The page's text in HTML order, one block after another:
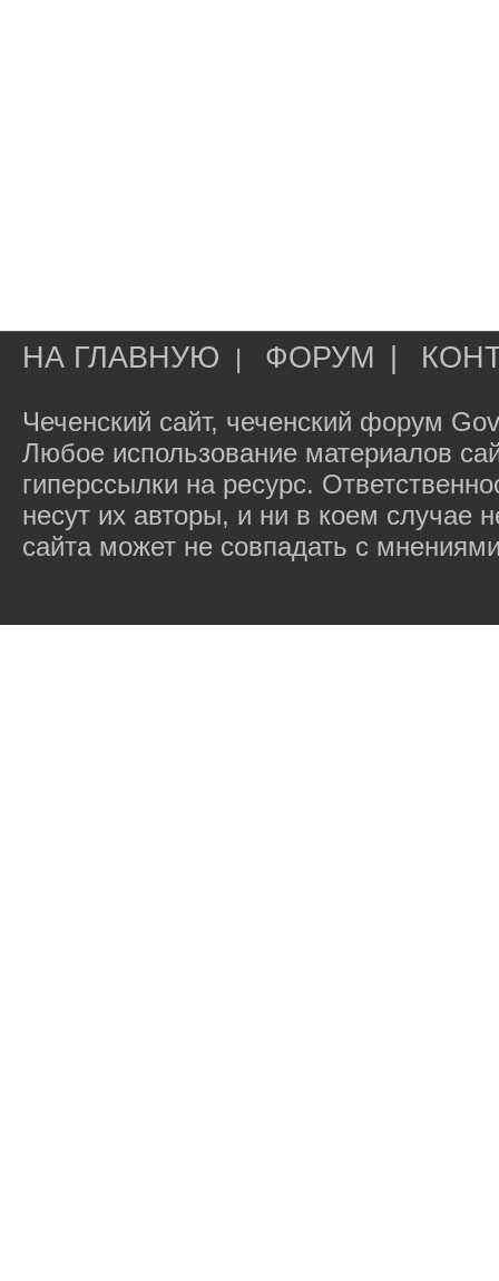
НА ГЛАВНУЮ | ФОРУМ
Чеченский сайт, чеченский форум
Любое использование материалов
гиперссылки на ресурс.
несут их авторы, и ни в коем случае
сайта может не совпадать с